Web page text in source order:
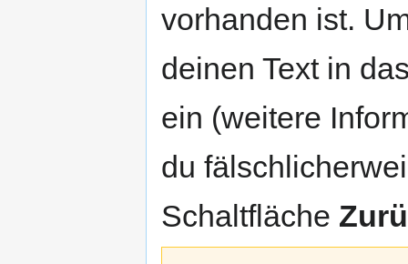
vorhanden ist.
deinen Text in
ein (weitere
du
Schaltfläche